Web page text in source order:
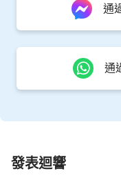
通
通
發表迴響